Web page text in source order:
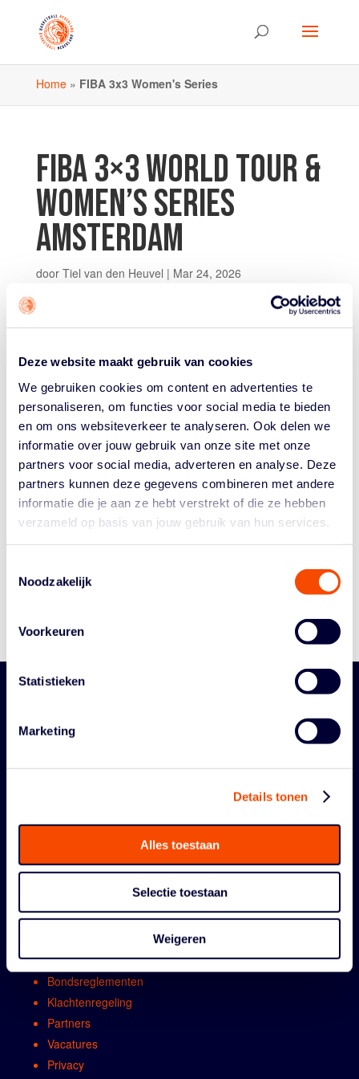
Deze website maakt gebruik van cookies
We gebruiken cookies om content en advertenties te
personaliseren, om functies voor social media te bieden
en om ons websiteverkeer te analyseren. Ook delen we
informatie over jouw gebruik van onze site met onze
partners voor social media, adverteren en analyse. Deze
partners kunnen deze gegevens combineren met andere
informatie die je aan ze hebt verstrekt of die ze hebben
verzameld op basis van jouw gebruik van hun services.
Noodzakelijk
Voorkeuren
Statistieken
Marketing
Details tonen
Alles toestaan
Selectie toestaan
Weigeren
Home» FIBA 3x3 Women's Series
FIBA 3×3 WORLD TOUR &
WOMEN’S SERIES
AMSTERDAM
door Tiel van den Heuvel | Mar 24, 2026
Ben jij een echte 3X3-liefhebber? En kijk je er naar uit
agenda. Want dan vinden in Amsterdam zowel de FIBA
Series...
Historie
Algemene Vergadering
Medewerkers
ORGANISATIE
Contact
Algemene vergadring
Bestuur
Comissies en werkgroepen
Medewerkers
Bondsreglementen
Klachtenregeling
Partners
Vacatures
Privacy